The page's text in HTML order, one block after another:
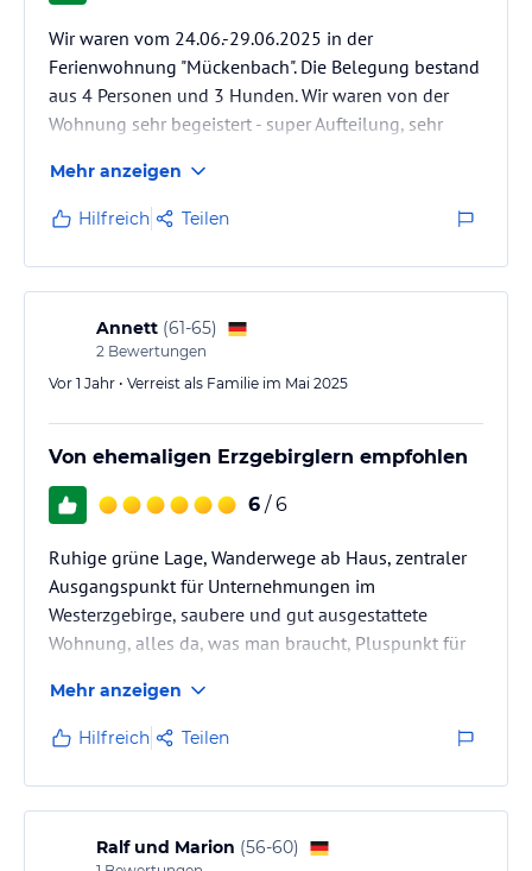
Wir waren vom 24.06.-29.06.2025 in der
Ferienwohnung "Mückenbach". Die Belegung bestand
aus 4 Personen und 3 Hunden. Wir waren von der
Wohnung sehr begeistert - super Aufteilung, sehr
Materialien hatten eine hohe Wertigkeit. Die
Wohnung hat einen eigenen Eingang und
Sitzgelegenheiten auf der schön gelegenen Terrasse.
Alles super!
Die Lage des Hauses war ein guter Ausgangspunkt
für Ausflüge und Gassigänge. Die Vermieter waren
sehr freundlich und zuvorkommend.
Mehr anzeigen
Hilfreich Teilen
Annett (61-65)
2 Bewertungen
Vor 1 Jahr • Verreist als Familie im Mai 2025
Von ehemaligen Erzgebirglern empfohlen
6 / 6
Ruhige grüne Lage, Wanderwege ab Haus, zentraler
Ausgangspunkt für Unternehmungen im
Westerzgebirge, saubere und gut ausgestattete
Wohnung, alles da, was man braucht, Pluspunkt für
Mehr anzeigen
Hilfreich Teilen
Ralf und Marion (56-60)